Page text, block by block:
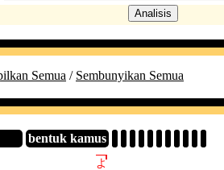
Semua / Sembunyikan Semua
bentuk kamus
よ